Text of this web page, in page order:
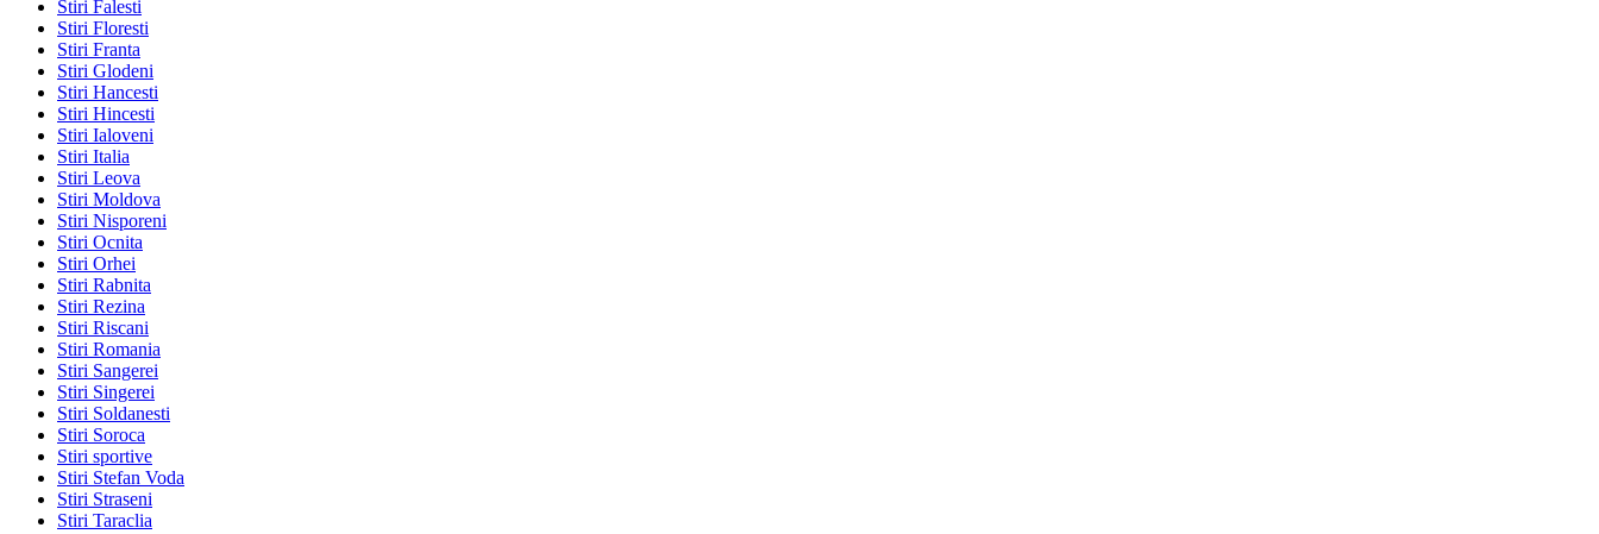
Stiri Falesti
Stiri Floresti
Stiri Franta
Stiri Glodeni
Stiri Hancesti
Stiri Hincesti
Stiri Ialoveni
Stiri Italia
Stiri Leova
Stiri Moldova
Stiri Nisporeni
Stiri Ocnita
Stiri Orhei
Stiri Rabnita
Stiri Rezina
Stiri Riscani
Stiri Romania
Stiri Sangerei
Stiri Singerei
Stiri Soldanesti
Stiri Soroca
Stiri sportive
Stiri Stefan Voda
Stiri Straseni
Stiri Taraclia